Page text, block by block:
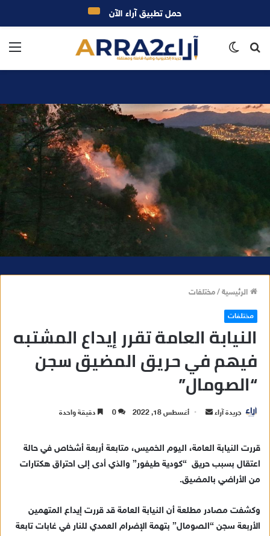
بحث
الرئيسية/مختلفات
مختلفات
النيابة العامة تقرر إيداع المشتبه
فيهم في حريق المضيق سجن
“الصومال”
جريدة آراء
ب
ر
د
ا
أغسطس 18, 2022 0 دقيقة واحدة
قررت النيابة العامة، اليوم الخميس، متابعة أربعة أشخاص في حالة
اعتقال بسبب حريق “كودية طيفور” والذي أدى إلى احتراق هكتارات
من الأراضي بالمضيق.
وكشفت مصادر مطلعة أن النيابة العامة قد قررت إيداع المتهمين
الأربعة سجن “الصومال” بتهمة الإضرام العمدي للنار في غابات تابعة
حمل تطبيق آراء الآن